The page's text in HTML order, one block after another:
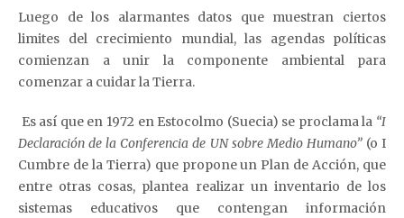
Luego de los alarmantes datos que muestran ciertos
limites del crecimiento mundial, las agendas políticas
comienzan a unir la componente ambiental para
comenzar a cuidar la Tierra.
Es así que en 1972 en Estocolmo (Suecia) se proclama la “I
Declaración de la Conferencia de UN sobre Medio Humano”(o I
Cumbre de la Tierra) que propone un Plan de Acción, que
entre otras cosas, plantea realizar un inventario de los
sistemas educativos que contengan información